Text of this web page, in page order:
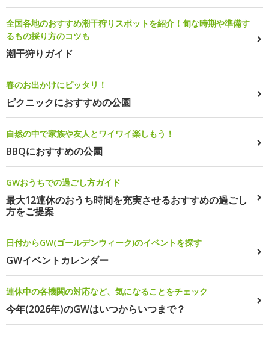
全国各地のおすすめ潮干狩りスポットを紹介！旬な時期や準備す
るもの採り方のコツも
潮干狩りガイド
春のお出かけにピッタリ！
ピクニックにおすすめの公園
自然の中で家族や友人とワイワイ楽しもう！
BBQにおすすめの公園
GWおうちでの過ごし方ガイド
最大12連休のおうち時間を充実させるおすすめの過ごし
方をご提案
日付からGW(ゴールデンウィーク)のイベントを探す
GWイベントカレンダー
連休中の各機関の対応など、気になることをチェック
今年(2026年)のGWはいつからいつまで？